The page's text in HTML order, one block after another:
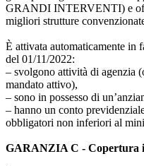
GRANDI INTERVENTI) e
migliori strutture
È attivata automaticamente in
del 01/11/2022:
– svolgono attività di agenzia
mandato attivo),
– sono in possesso di
– hanno un conto
obbligatori non inferiori al
GARANZIA C - Copertura